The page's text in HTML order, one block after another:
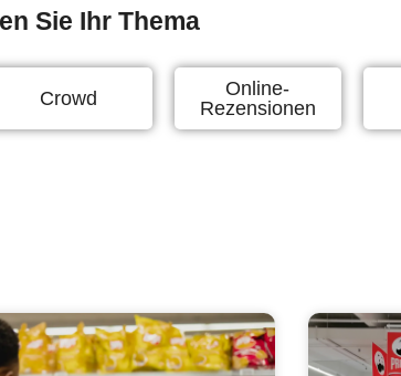
Sie Ihr Thema
Crowd
Online-
Rezensionen